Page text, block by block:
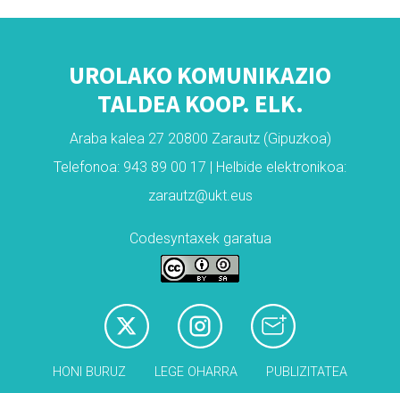
UROLAKO KOMUNIKAZIO
TALDEA KOOP. ELK.
Araba kalea 27 20800 Zarautz (Gipuzkoa)
Telefonoa: 943 89 00 17 | Helbide elektronikoa:
zarautz@ukt.eus
Codesyntaxek garatua
HONI BURUZ LEGE OHARRA PUBLIZITATEA